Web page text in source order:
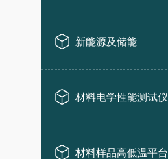
新能源及储能
材料电学性能测试仪
材料样品高低温平台